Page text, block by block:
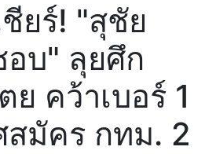
ยร์! "สุชัย
อบ" ลุยศึก
ย คว้าเบอร์ 1
สมัคร กทม. 2